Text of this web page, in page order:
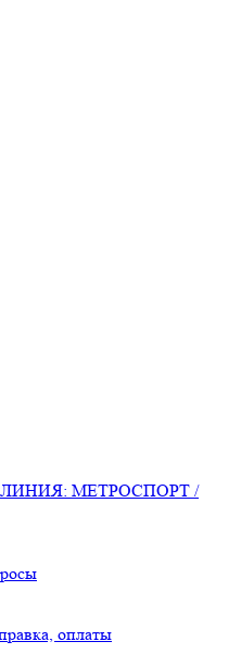
МЕТРОСПОРТ /
оплаты